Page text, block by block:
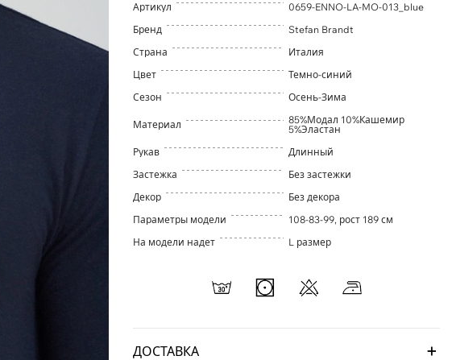
Артикул
0659-ENNO-LA-MO-013_blue
Бренд
Stefan Brandt
Страна
Италия
Цвет
Темно-синий
Сезон
Осень-Зима
Материал
85%Модал 10%Кашемир
5%Эластан
Рукав
Длинный
Застежка
Без застежки
Декор
Без декора
Параметры модели
108-83-99, рост 189 см
На модели надет
L размер
ДОСТАВКА